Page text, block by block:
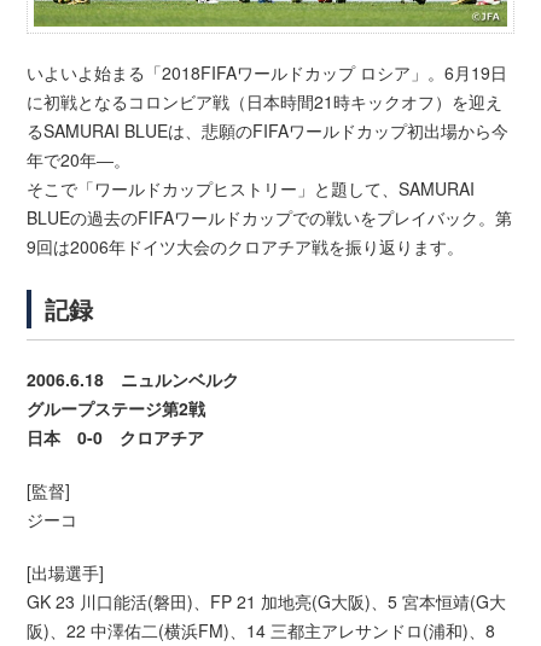
いよいよ始まる「2018FIFAワールドカップ ロシア」。6月19日
に初戦となるコロンビア戦（日本時間21時キックオフ）を迎え
るSAMURAI BLUEは、悲願のFIFAワールドカップ初出場から今
年で20年―。
そこで「ワールドカップヒストリー」と題して、SAMURAI
BLUEの過去のFIFAワールドカップでの戦いをプレイバック。第
9回は2006年ドイツ大会のクロアチア戦を振り返ります。
記録
2006.6.18 ニュルンベルク
グループステージ第2戦
日本 0-0 クロアチア
[監督]
ジーコ
[出場選手]
GK 23 川口能活(磐田)、FP 21 加地亮(G大阪)、5 宮本恒靖(G大
阪)、22 中澤佑二(横浜FM)、14 三都主アレサンドロ(浦和)、8